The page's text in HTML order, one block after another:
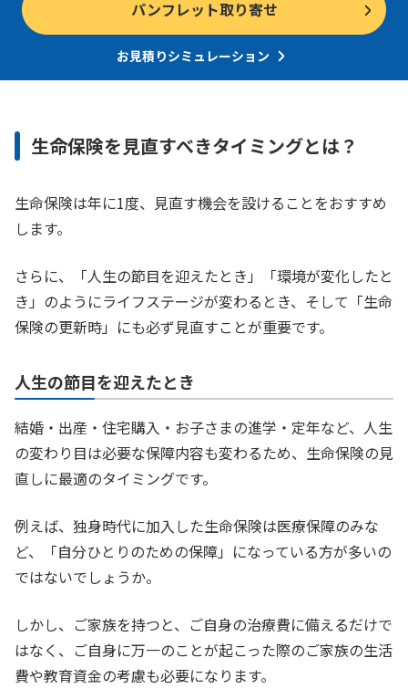
パンフレット取り寄せ
お見積りシミュレーション
生命保険を見直すべきタイミングとは？
生命保険は年に1度、見直す機会を設けることをおすすめ
します。
さらに、「人生の節目を迎えたとき」「環境が変化したと
き」のようにライフステージが変わるとき、そして「生命
保険の更新時」にも必ず見直すことが重要です。
人生の節目を迎えたとき
結婚・出産・住宅購入・お子さまの進学・定年など、人生
の変わり目は必要な保障内容も変わるため、生命保険の見
直しに最適のタイミングです。
例えば、独身時代に加入した生命保険は医療保障のみな
ど、「自分ひとりのための保障」になっている方が多いの
ではないでしょうか。
しかし、ご家族を持つと、ご自身の治療費に備えるだけで
はなく、ご自身に万一のことが起こった際のご家族の生活
費や教育資金の考慮も必要になります。